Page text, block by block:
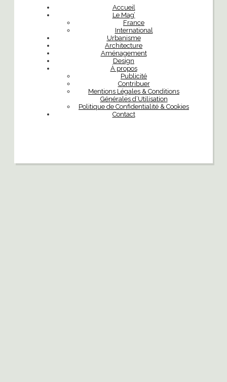
Accueil
Le Mag’
France
International
Urbanisme
Architecture
Aménagement
Design
À propos
Publicité
Contribuer
Mentions Légales & Conditions
Générales d’Utilisation
Politique de Confidentialité & Cookies
Contact